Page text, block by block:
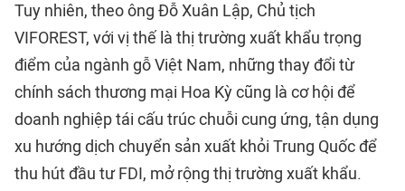
Tuy nhiên, theo ông Đỗ Xuân Lập, Chủ tịch
VIFOREST, với vị thế là thị trường xuất khẩu trọng
điểm của ngành gỗ Việt Nam, những thay đổi từ
chính sách thương mại Hoa Kỳ cũng là cơ hội để
doanh nghiệp tái cấu trúc chuỗi cung ứng, tận dụng
xu hướng dịch chuyển sản xuất khỏi Trung Quốc để
thu hút đầu tư FDI, mở rộng thị trường xuất khẩu.